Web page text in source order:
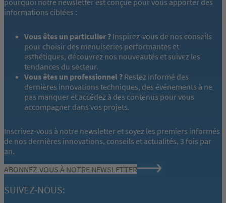
pourquoi notre newsletter est conçue pour vous apporter des
informations ciblées :
Vous êtes un particulier ? Inspirez-vous de nos conseils
pour choisir des menuiseries performantes et
esthétiques, découvrez nos nouveautés et suivez les
tendances du secteur.
Vous êtes un professionnel ? Restez informé des
dernières innovations techniques, des événements à ne
pas manquer et accédez à des contenus pour vous
accompagner dans vos projets.
Inscrivez-vous à notre newsletter et soyez les premiers informés
de nos dernières innovations, conseils et actualités, 3 fois par
an.
ABONNEZ-VOUS À NOTRE NEWSLETTER
SUIVEZ-NOUS: